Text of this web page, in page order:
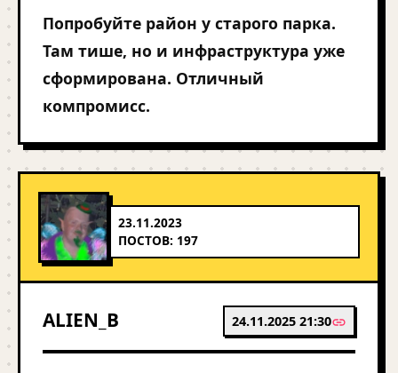
Попробуйте район у старого парка.
Там тише, но и инфраструктура уже
сформирована. Отличный
компромисс.
23.11.2023
ПОСТОВ: 197
ALIEN_B 24.11.2025 21:30